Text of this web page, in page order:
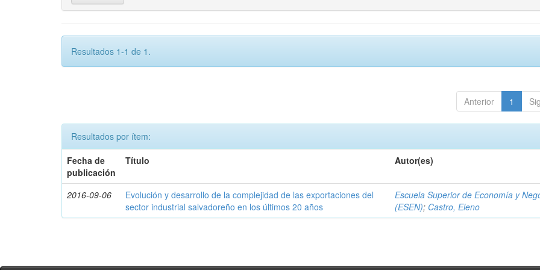
Resultados 1-1 de 1.
Anterior 1
Resultados por ítem:
Fecha de
publicación
Título Autor(es)
2016-09-06
Evolución y desarrollo de la complejidad de las exportaciones del
sector industrial salvadoreño en los últimos 20 años
Escuela Superior de Economía y
(ESEN); Castro, Eleno